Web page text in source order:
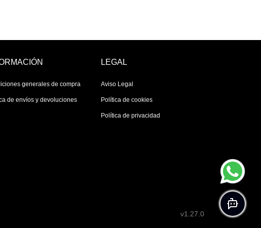
generales de compra
de envíos y devoluciones
LEGAL
Aviso Legal
Política de cookies
Política de privacidad
v1.27.0